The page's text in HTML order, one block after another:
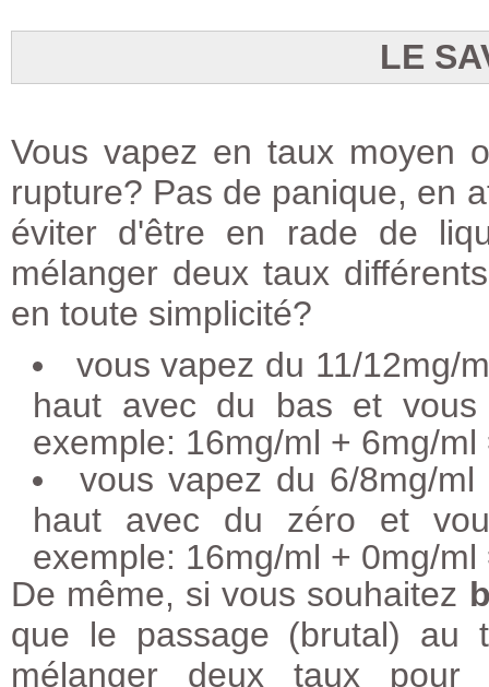
LE
Vous vapez en taux moyen
rupture? Pas de panique, en
éviter d'être en rade de
mélanger deux taux
en toute simplicité?
vous vapez du 11/12mg/
haut avec du bas et vous
exemple: 16mg/ml + 6mg/
vous vapez du 6/8mg/
haut avec du zéro et
exemple: 16mg/ml + 0mg/
De même, si vous souhaitez
que le passage (brutal) au
mélanger deux taux pour